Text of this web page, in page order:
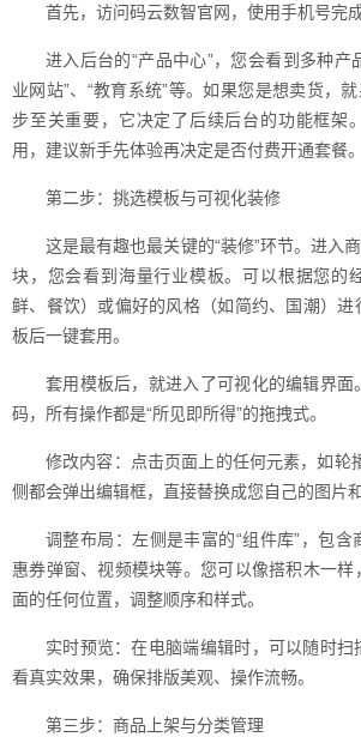
首先，访问码云数智官网，使用手机号完
进入后台的“产品中心”，您会看到多种产
业网站”、“教育系统”等。如果您是想卖货，
步至关重要，它决定了后续后台的功能框架
用，建议新手先体验再决定是否付费开通套餐。
第二步：挑选模板与可视化装修
这是最有趣也最关键的“装修”环节。进入
块，您会看到海量行业模板。可以根据您的
鲜、餐饮）或偏好的风格（如简约、国潮）
板后一键套用。
套用模板后，就进入了可视化的编辑界面
码，所有操作都是“所见即所得”的拖拽式。
修改内容：点击页面上的任何元素，如轮
侧都会弹出编辑框，直接替换成您自己的图片
调整布局：左侧是丰富的“组件库”，包
惠券弹窗、视频模块等。您可以像搭积木一样
面的任何位置，调整顺序和样式。
实时预览：在电脑端编辑时，可以随时
看真实效果，确保排版美观、操作流畅。
第三步：商品上架与分类管理